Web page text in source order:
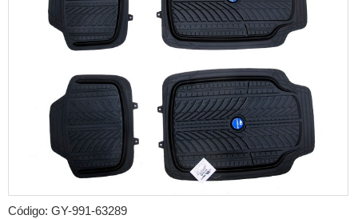
Código: GY-991-63289